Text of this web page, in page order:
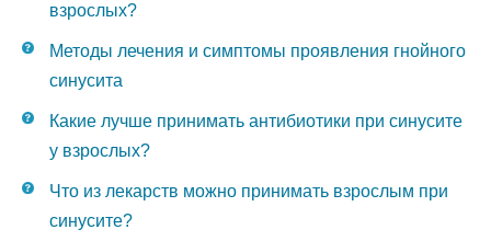
взрослых?
Методы лечения и симптомы проявления гнойного
синусита
Какие лучше принимать антибиотики при синусите
у взрослых?
Что из лекарств можно принимать взрослым при
синусите?